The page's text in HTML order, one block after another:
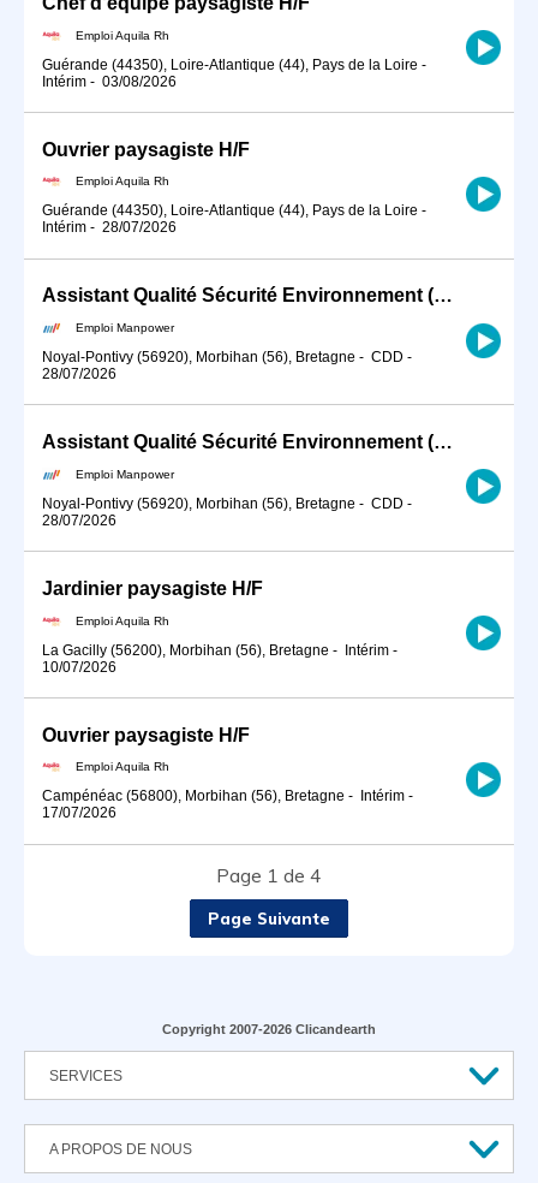
Emploi Aquila Rh
Guérande (44350), Loire-Atlantique (44), Pays de la Loire -
Intérim - 03/08/2026
Ouvrier paysagiste H/F
Emploi Aquila Rh
Guérande (44350), Loire-Atlantique (44), Pays de la Loire -
Intérim - 28/07/2026
Assistant Qualité Sécurité Environnement (QSE) (H/F)
Emploi Manpower
Noyal-Pontivy (56920), Morbihan (56), Bretagne - CDD -
28/07/2026
Assistant Qualité Sécurité Environnement (QSE) (H/F)
Emploi Manpower
Noyal-Pontivy (56920), Morbihan (56), Bretagne - CDD -
28/07/2026
Jardinier paysagiste H/F
Emploi Aquila Rh
La Gacilly (56200), Morbihan (56), Bretagne - Intérim -
10/07/2026
Ouvrier paysagiste H/F
Emploi Aquila Rh
Campénéac (56800), Morbihan (56), Bretagne - Intérim -
17/07/2026
Page 1 de 4
Page Suivante
Copyright 2007-2026 Clicandearth
SERVICES
A PROPOS DE NOUS